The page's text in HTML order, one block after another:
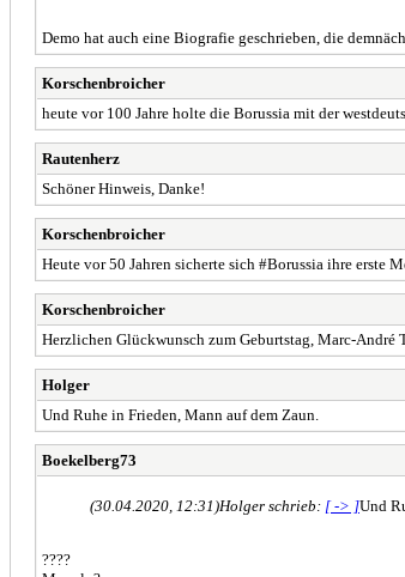
Demo hat auch eine Biografie geschrieben, die
Korschenbroicher
heute vor 100 Jahre holte die Borussia mit der
Rautenherz
Schöner Hinweis, Danke!
Korschenbroicher
Heute vor 50 Jahren sicherte sich #Borussia ihre erste
Korschenbroicher
Herzlichen Glückwunsch zum Geburtstag, Marc-André
Holger
Und Ruhe in Frieden, Mann auf dem Zaun.
Boekelberg73
(30.04.2020, 12:31)Holger schrieb: [ -> ]Und
????